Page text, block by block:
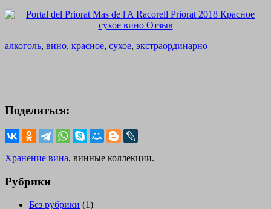
алкоголь, вино, красное, сухое, экстраординарно
Поделиться:
Хранение вина, винные коллекции.
Рубрики
Без рубрики (1)